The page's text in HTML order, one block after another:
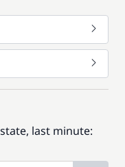
last minute: